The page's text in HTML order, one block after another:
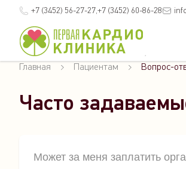
+7 (3452) 56-27-27 +7 (3452) 60-86-28
Главная Пациентам Вопрос-
Часто
Может за меня заплатить